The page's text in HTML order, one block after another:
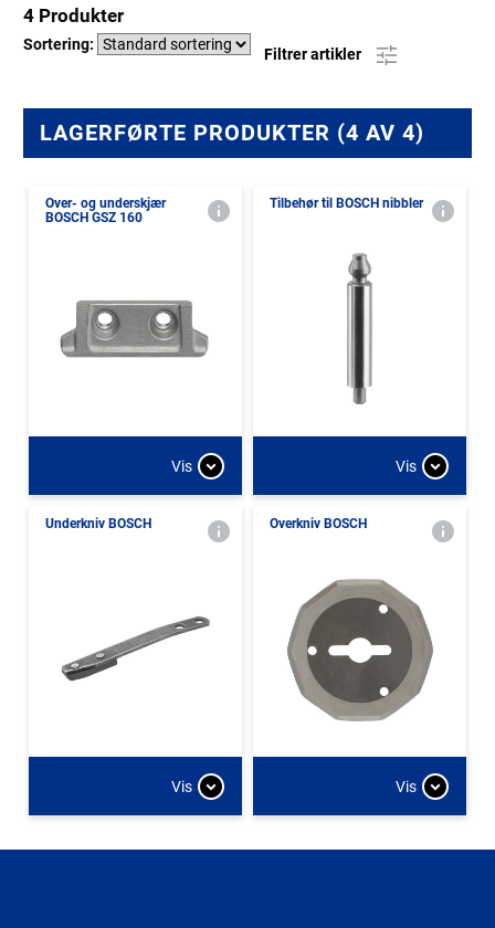
4 Produkter
Sortering:
Filtrer artikler
LAGERFØRTE PRODUKTER (4 AV 4)
Over- og underskjær
BOSCH GSZ 160
Vis
Tilbehør til BOSCH nibbler
Vis
Underkniv BOSCH
Vis
Overkniv BOSCH
Vis